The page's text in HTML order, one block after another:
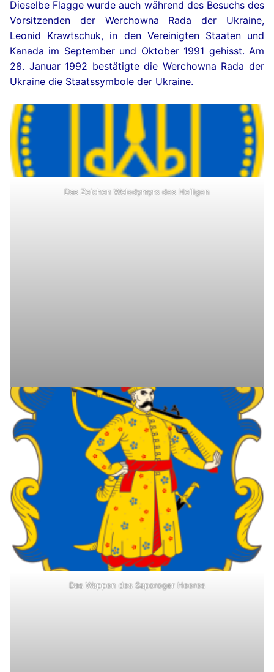
Dieselbe Flagge wurde auch während des Besuchs des
Vorsitzenden der Werchowna Rada der Ukraine,
Leonid Krawtschuk, in den Vereinigten Staaten und
Kanada im September und Oktober 1991 gehisst. Am
28. Januar 1992 bestätigte die Werchowna Rada der
Ukraine die Staatssymbole der Ukraine.
Das Zeichen Wolodymyrs des Heiligen
Das Wappen des Saporoger Heeres